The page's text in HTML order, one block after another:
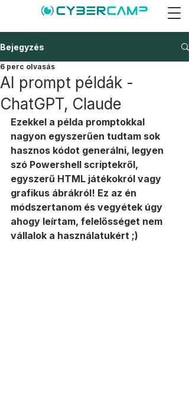
Bejegyzés
AI prompt példák -
ChatGPT, Claude
6 perc olvasás
Ezekkel a példa promptokkal
nagyon egyszerűen tudtam sok
hasznos kódot generálni, legyen
szó Powershell scriptekről,
egyszerű HTML játékokról vagy
grafikus ábrákról! Ez az én
módszertanom és vegyétek úgy
ahogy leírtam, felelősséget nem
vállalok a használatukért ;)